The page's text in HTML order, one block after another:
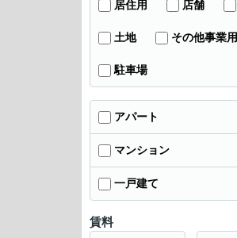
居住用 店舗
土地 その他事業用
駐車場
アパート
マンション
一戸建て
賃料